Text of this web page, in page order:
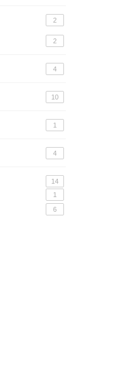
2
2
4
10
1
4
14
1
6